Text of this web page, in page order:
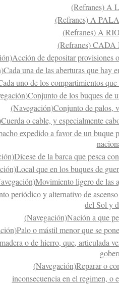
(Refranes) A
(Refranes) A
(Refranes) A
(Refranes)
de depositar provisiones
una de las aberturas que hay
uno de los compartimientos
de los buques de
(Navegación)Conjunto de palos,
o cable, y especialmente
expedido a favor de un buque
de la barca que pesca
que en los buques de
ligero de las
periódico y alternativo de
del Sol y
(Navegación)Nación a que
o mástil menor que se
o de hierro, que, articulada
(Navegación)Reparar o
inconsecuencia en el regimen, o